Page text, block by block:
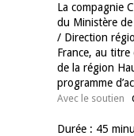
La compagnie
du Ministère
/ Direction
France, au titre
de la région
programme
Avec le soutien
Durée : 45